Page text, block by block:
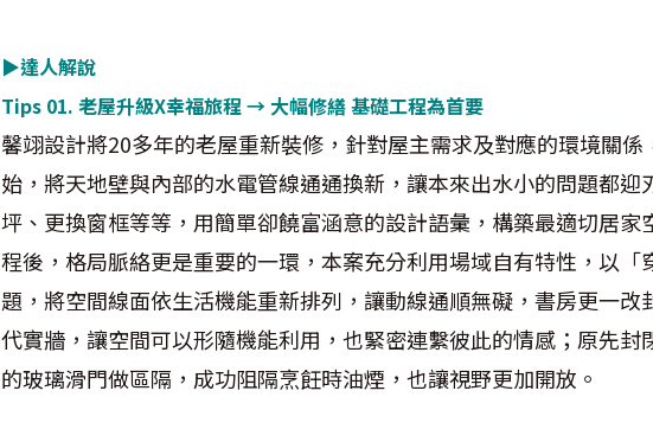
▶達人解說
Tips 01. 老屋升級X幸福旅程 → 大幅修繕 基礎工程為首要
馨翊設計將20多年的老屋重新裝修，針對屋主需求及對應的環境關
始，將天地壁與內部的水電管線通通換新，讓本來出水小的問題都迎
坪、更換窗框等等，用簡單卻饒富涵意的設計語彙，構築最適切居家
程後，格局脈絡更是重要的一環，本案充分利用場域自有特性，以「
題，將空間線面依生活機能重新排列，讓動線通順無礙，書房更一改
代實牆，讓空間可以形隨機能利用，也緊密連繫彼此的情感；原先封
的玻璃滑門做區隔，成功阻隔烹飪時油煙，也讓視野更加開放。